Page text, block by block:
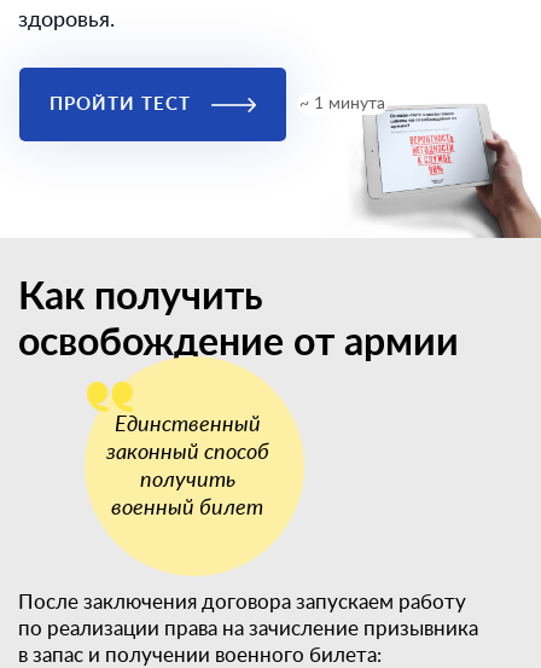
здоровья.
ПРОЙТИ ТЕСТ ~ 1 минута
Как получить
освобождение от армии
После заключения договора запускаем работу
по реализации права на зачисление призывника
в запас и получении военного билета: